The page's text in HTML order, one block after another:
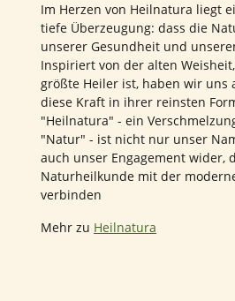
Im Herzen von Heilnatura liegt
tiefe Überzeugung: dass die
unserer Gesundheit und
Inspiriert von der alten
größte Heiler ist, haben wir uns
diese Kraft in ihrer reinsten
"Heilnatura" - ein
"Natur" - ist nicht nur unser
auch unser Engagement wider,
Naturheilkunde mit der
verbinden
Mehr zu Heilnatura